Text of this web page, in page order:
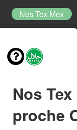
Nos Tex Mex
Nos
proche